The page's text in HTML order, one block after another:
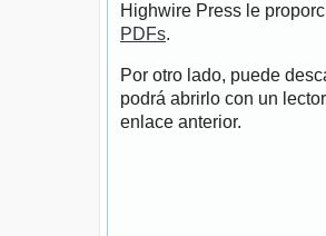
Highwire Press le
PDFs.
Por otro lado, puede
podrá abrirlo con un
enlace anterior.